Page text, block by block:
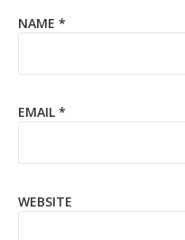
NAME *
EMAIL *
WEBSITE